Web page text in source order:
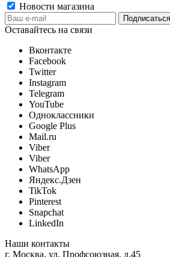
Новости магазина
Оставайтесь на связи
Вконтакте
Facebook
Twitter
Instagram
Telegram
YouTube
Одноклассники
Google Plus
Mail.ru
Viber
Viber
WhatsApp
Яндекс.Дзен
TikTok
Pinterest
Snapchat
LinkedIn
Наши контакты
г. Москва, ул. Профсоюзная, д.45